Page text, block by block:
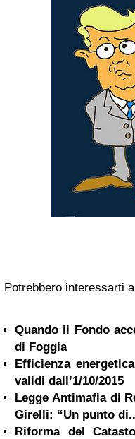
Potrebbero interessarti
Quando il Fondo
di Foggia
Efficienza
validi dall’1/10/2015
Legge Antimafia di
Girelli: “Un punto
Riforma del